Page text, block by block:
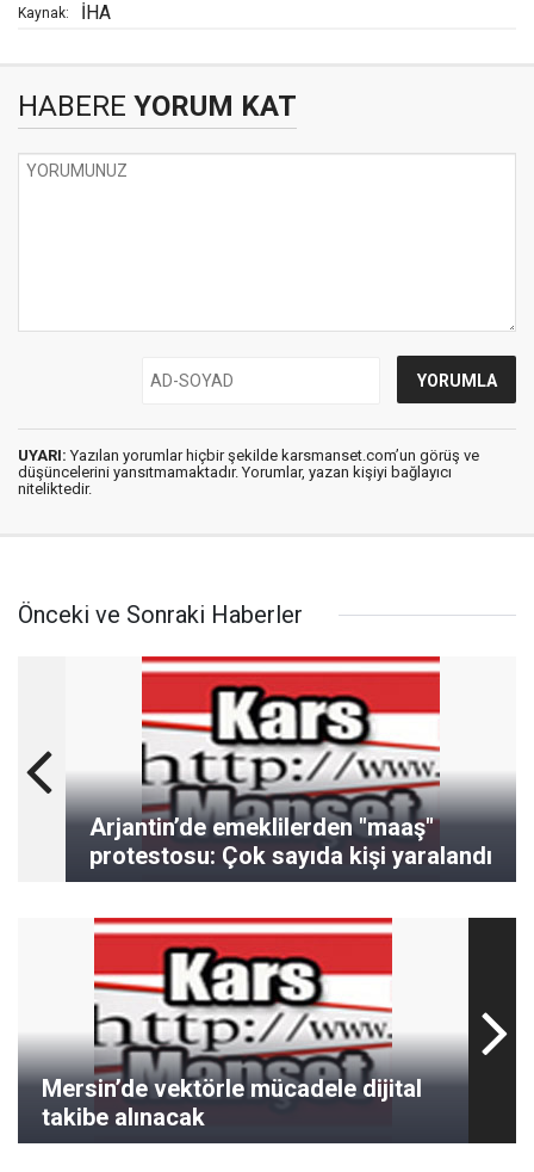
Kaynak: İHA
HABERE YORUM KAT
UYARI: Yazılan yorumlar hiçbir şekilde karsmanset.com’un görüş ve
düşüncelerini yansıtmamaktadır. Yorumlar, yazan kişiyi bağlayıcı
niteliktedir.
Önceki ve Sonraki Haberler
Arjantin’de emeklilerden "maaş"
protestosu: Çok sayıda kişi yaralandı
Mersin’de vektörle mücadele dijital
takibe alınacak